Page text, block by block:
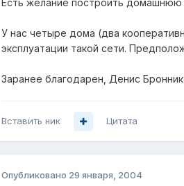
Есть желание построить домашнюю
У нас четыре дома (два
эксплуатации такой сети.
Заранее благодарен, Денис
Вставить ник Цитата
Опубликовано 29 января, 2004